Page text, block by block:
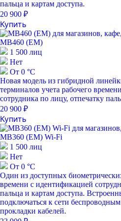
пальца и картам доступа.
20 900 ₽
Купить
MB460 (EM)
1 500 лиц
Нет
От 0 °С
Новая модель из гибридной
терминалов учета рабочего
сотрудника по лицу, отпечатку
20 900 ₽
Купить
MB360 (EM) Wi-Fi
1 500 лиц
Нет
От 0 °С
Один из доступных
времени с идентификацией
пальца и картам доступа.
подключаться к сети
прокладки кабелей.